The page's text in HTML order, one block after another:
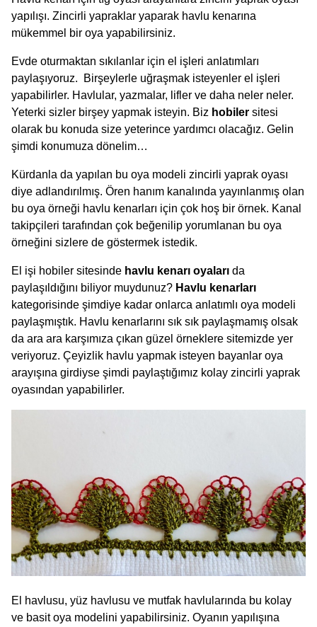
yapılışı. Zincirli yapraklar yaparak havlu kenarına
mükemmel bir oya yapabilirsiniz.
Evde oturmaktan sıkılanlar için el işleri anlatımları
paylaşıyoruz. Birşeylerle uğraşmak isteyenler el işleri
yapabilirler. Havlular, yazmalar, lifler ve daha neler neler.
Yeterki sizler birşey yapmak isteyin. Biz hobiler sitesi
olarak bu konuda size yeterince yardımcı olacağız. Gelin
şimdi konumuza dönelim…
Kürdanla da yapılan bu oya modeli zincirli yaprak oyası
diye adlandırılmış. Ören hanım kanalında yayınlanmış olan
bu oya örneği havlu kenarları için çok hoş bir örnek. Kanal
takipçileri tarafından çok beğenilip yorumlanan bu oya
örneğini sizlere de göstermek istedik.
El işi hobiler sitesinde havlu kenarı oyaları da
paylaşıldığını biliyor muydunuz? Havlu kenarları
kategorisinde şimdiye kadar onlarca anlatımlı oya modeli
paylaşmıştık. Havlu kenarlarını sık sık paylaşmamış olsak
da ara ara karşımıza çıkan güzel örneklere sitemizde yer
veriyoruz. Çeyizlik havlu yapmak isteyen bayanlar oya
arayışına girdiyse şimdi paylaştığımız kolay zincirli yaprak
oyasından yapabilirler.
El havlusu, yüz havlusu ve mutfak havlularında bu kolay
ve basit oya modelini yapabilirsiniz. Oyanın yapılışına